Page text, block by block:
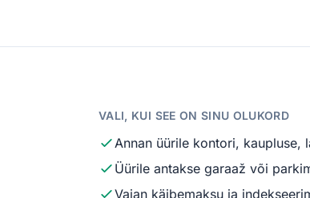
VALI, KUI SEE ON SINU OLUKORD
Annan üürile kontori, kaupluse,
Üürile antakse garaaž või
Vajan käibemaksu ja